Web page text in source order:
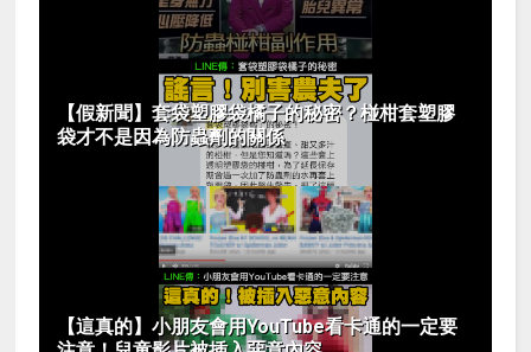
【假新聞】套袋塑膠袋橘子的秘密？椪柑套塑膠
袋才不是因為防蟲劑的關係
【這真的】小朋友會用YouTube看卡通的一定要